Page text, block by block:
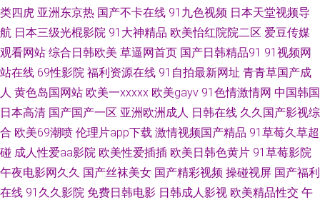
成人综合大香蕉 国产探花123 九一免费看片 青娱乐首页91 天堂资源网欧美
色 伊人狠狠 在线观看成人 九一网站永久免费 欧美性色A 色婷婷福利导航 亚
洲色天堂在线 91专区在线 成人A级网站 国产三级自拍视频 另类图片激情 青
娱乐福利导航 五月天青青草 51黑料偷拍 91微拍视频 俺去的综合网站 国产无
人区大片 老湿机午夜无码 青青草在线网 婷婷97www 一级性愛tV AV黄色天
堂网 国产极品另类 久久综合久久日韩 人人超碰人人操 亚州色区 91豆花网
类四虎 亚洲东京热 国产不卡在线 91九色视频 日本天堂视频导
航 日本三级光棍影院 91大神精品 欧美怡红院院二区 爱豆传媒
观看网站 综合日韩欧美 草逼网首页 国产日韩精品91 91视频网
站在线 69性影院 福利资源在线 91自拍最新网址 青青草国产成
人 黄色岛国网站 欧美一xxxxx 欧美gayv 91色情激情网 中国韩国
日本高清 国产国产一区 亚洲欧洲成人 日韩在线 久久国产影视综
合 欧美69潮喷 伦理片app下载 激情视频国产精品 91草莓久草超
碰 成人性爱aa影院 欧美性爱插插 欧美日韩色黄片 91草莓影院
午夜电影网久久 国产丝袜美女 国产精彩视频 操碰视屏 国产福利
在线 91久久影院 免费日韩电影 日韩成人影视 欧美精品性交 午